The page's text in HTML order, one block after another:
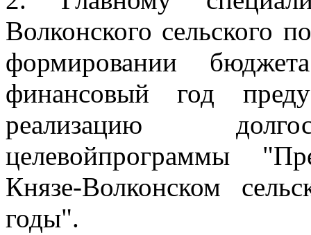
Волконского сельского
формировании
финансовый год
реализацию
целевойпрограммы
Князе-Волконском
годы".